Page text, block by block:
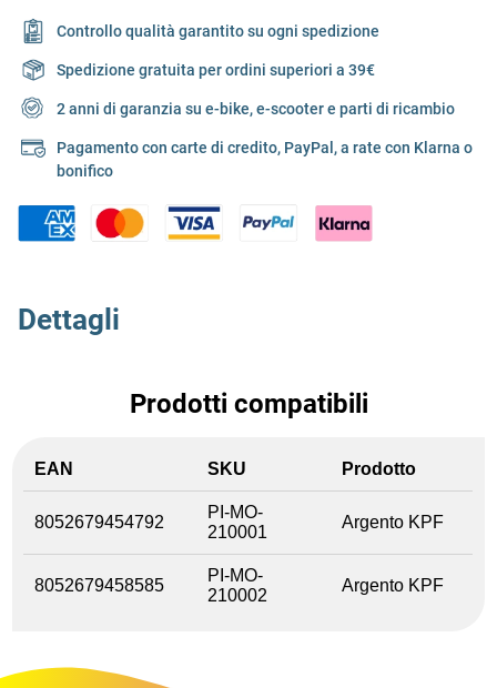
Controllo qualità garantito su ogni spedizione
Spedizione gratuita per ordini superiori a 39€
2 anni di garanzia su e-bike, e-scooter e parti di ricambio
Pagamento con carte di credito, PayPal, a rate con Klarna o
bonifico
Dettagli
Prodotti compatibili
EAN SKU Prodotto
8052679454792
PI-MO-
210001
Argento KPF
8052679458585
PI-MO-
210002
Argento KPF